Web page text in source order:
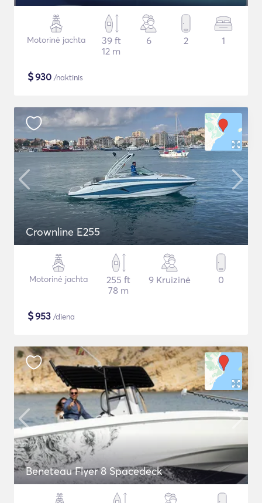
Motorinė jachta
39 ft
12 m
6 2 1
$930 /naktinis
Crownline E255
Motorinė jachta
255 ft
78 m
9 Kruizinė 0
$953 /diena
Beneteau Flyer 8 Spacedeck